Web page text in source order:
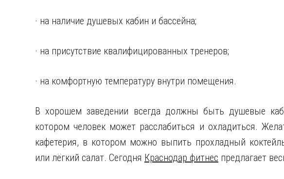
· на наличие душевых кабин и бассейна;
· на присутствие квалифицированных тренеров;
· на комфортную температуру внутри помещения.
В хорошем заведении всегда должны быть душевые
котором человек может расслабиться и охладиться.
кафетерия, в котором можно выпить прохладный
или лёгкий салат. Сегодня Краснодар фитнес предлагает